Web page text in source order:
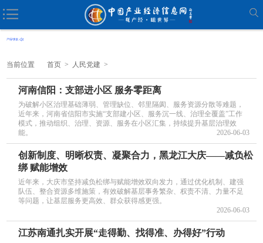
当前位置 首页 > 人民党建 >
河南信阳：支部进小区 服务零距离
为破解小区治理基础薄弱、管理缺位、邻里隔阂、服务资源分散等难题，
近年来，河南省信阳市实施“支部建小区、服务沉一线、治理全覆盖”工作
模式，推动组织、治理、资源、服务在小区汇集，持续提升基层治理效
能。
2026-06-03
创新制度、明晰权责、凝聚合力，黑龙江大庆——减负松
绑 赋能增效
近年来，大庆市坚持减负松绑与赋能增效双向发力，通过优化机制、建强
队伍、整合资源多维施策，有效破解基层事务繁杂、权责不清、力量不足
等问题，让基层服务更高效、群众获得感更强。
2026-06-03
江苏南通扎实开展“走得勤、找得准、办得好”行动